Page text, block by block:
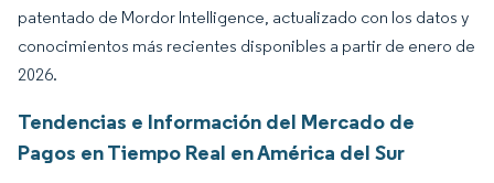
patentado de Mordor Intelligence, actualizado con los datos y
conocimientos más recientes disponibles a partir de enero de
2026.
Tendencias e Información del Mercado de
Pagos en Tiempo Real en América del Sur